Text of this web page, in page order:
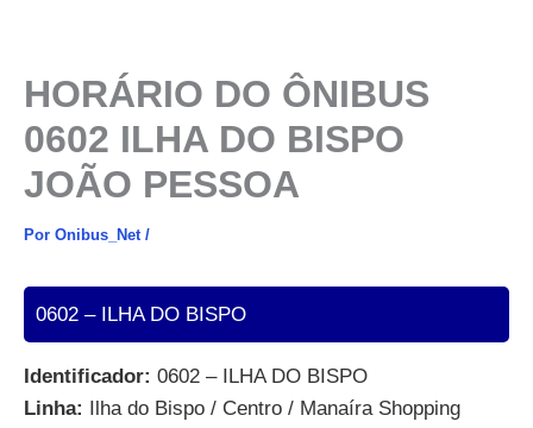
HORÁRIO DO ÔNIBUS
0602 ILHA DO BISPO
JOÃO PESSOA
Por Onibus_Net /
0602 – ILHA DO BISPO
Identificador: 0602 – ILHA DO BISPO
Linha: Ilha do Bispo / Centro / Manaíra Shopping